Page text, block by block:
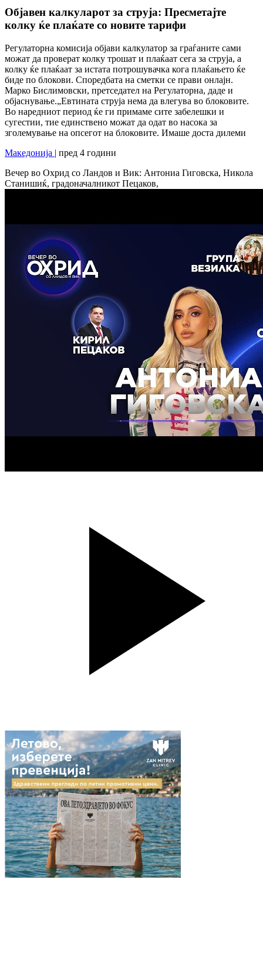
Објавен калкуларот за струја: Пресметајте
колку ќе плаќате со новите тарифи
Регулаторна комисија објави калкулатор за граѓаните сами
можат да проверат колку трошат и плаќаат сега за струја, а
колку ќе плаќаат за истата потрошувачка кога плаќањето ќе
биде по блокови. Споредбата на сметки се прави онлајн.
Марко Бислимовски, претседател на Регулаторна, даде и
објаснување.„Евтината струја нема да влегува во блоковите.
Во наредниот период ќе ги примаме сите забелешки и
сугестии, тие единствено можат да одат во насока за
зголемување на опсегот на блоковите. Имаше доста дилеми
Македонија | пред 4 години
Вечер во Охрид со Ландов и Вик: Антониа Гиговска, Никола
Станишиќ, градоначалникот Пецаков,